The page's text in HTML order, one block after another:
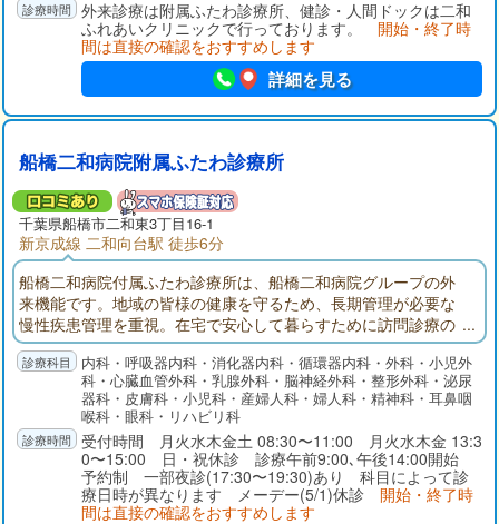
外来診療は附属ふたわ診療所、健診・人間ドックは二和
ふれあいクリニックで行っております。 開始・終了時
間は直接の確認をおすすめします
詳細を見る
船橋二和病院附属ふたわ診療所
千葉県船橋市二和東3丁目16-1
新京成線 二和向台駅 徒歩6分
船橋二和病院付属ふたわ診療所は、船橋二和病院グループの外
来機能です。地域の皆様の健康を守るため、長期管理が必要な
慢性疾患管理を重視。在宅で安心して暮らすために訪問診療の
展開。入退院では船橋二和病院との連携。地域の皆様が安心し
て暮らせるように医療面でサポートできる外来機能を目指して
内科・呼吸器内科・消化器内科・循環器内科・外科・小児外
科・心臓血管外科・乳腺外科・脳神経外科・整形外科・泌尿
器科・皮膚科・小児科・産婦人科・婦人科・精神科・耳鼻咽
喉科・眼科・リハビリ科
受付時間 月火水木金土 08:30〜11:00 月火水木金 13:3
0〜15:00 日・祝休診 診療午前9:00､午後14:00開始
予約制 一部夜診(17:30〜19:30)あり 科目によって診
療日時が異なります メーデー(5/1)休診 開始・終了時
間は直接の確認をおすすめします